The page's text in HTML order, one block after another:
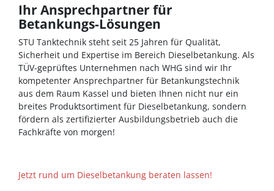
Ihr Ansprechpartner für
Betankungs-Lösungen
STU Tanktechnik steht seit 25 Jahren für Qualität,
Sicherheit und Expertise im Bereich Dieselbetankung. Als
TÜV-geprüftes Unternehmen nach WHG sind wir Ihr
kompetenter Ansprechpartner für Betankungstechnik
aus dem Raum Kassel und bieten Ihnen nicht nur ein
breites Produktsortiment für Dieselbetankung, sondern
fördern als zertifizierter Ausbildungsbetrieb auch die
Fachkräfte von morgen!
Jetzt rund um Dieselbetankung beraten lassen!